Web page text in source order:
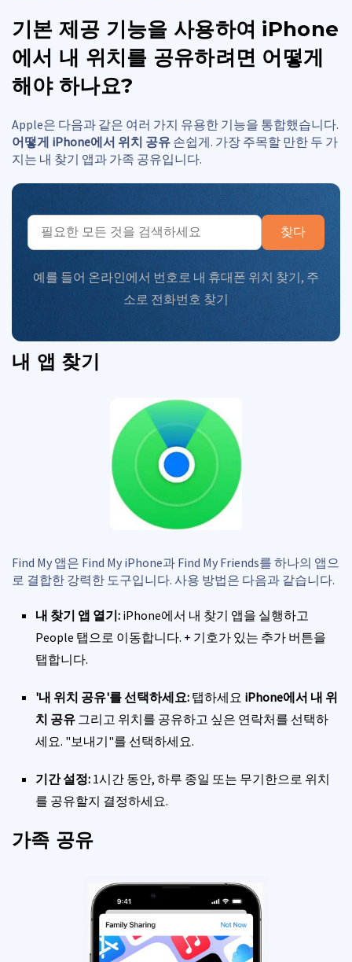
기본 제공 기능을 사용하여 iPhone
에서 내 위치를 공유하려면 어떻게
해야 하나요?
Apple은 다음과 같은 여러 가지 유용한 기능을 통합했습니다.
어떻게 iPhone에서 위치 공유 손쉽게. 가장 주목할 만한 두 가
지는 내 찾기 앱과 가족 공유입니다.
찾다
예를 들어 온라인에서 번호로 내 휴대폰 위치 찾기, 주
소로 전화번호 찾기
내 앱 찾기
Find My 앱은 Find My iPhone과 Find My Friends를 하나의 앱으
로 결합한 강력한 도구입니다. 사용 방법은 다음과 같습니다.
내 찾기 앱 열기: iPhone에서 내 찾기 앱을 실행하고
People 탭으로 이동합니다. + 기호가 있는 추가 버튼을
탭합니다.
'내 위치 공유'를 선택하세요: 탭하세요 iPhone에서 내 위
치 공유 그리고 위치를 공유하고 싶은 연락처를 선택하
세요. "보내기"를 선택하세요.
기간 설정: 1시간 동안, 하루 종일 또는 무기한으로 위치
를 공유할지 결정하세요.
가족 공유